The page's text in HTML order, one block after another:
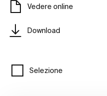
Vedere online
Download
Selezione